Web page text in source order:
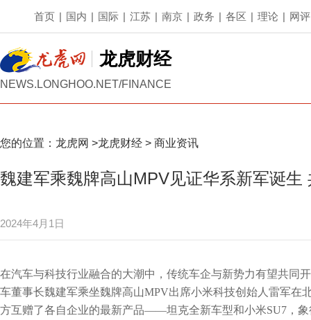
首页 | 国内 | 国际 | 江苏 | 南京 | 政务 | 各区 | 理论 | 网评
龙虎财经
NEWS.LONGHOO.NET/FINANCE
您的位置： 龙虎网 >龙虎财经 > 商业资讯
魏建军乘魏牌高山MPV见证华系新军诞生
2024年4月1日
在汽车与科技行业融合的大潮中，传统车企与新势力有望共同
车董事长魏建军乘坐魏牌高山MPV出席小米科技创始人雷军在
方互赠了各自企业的最新产品——坦克全新车型和小米SU7，